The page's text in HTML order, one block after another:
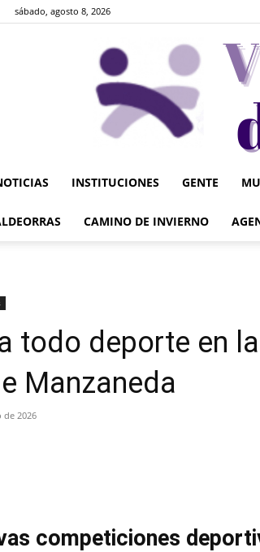
sábado, agosto 8, 2026
INSTITUCIONES GENTE
CAMINO DE INVIERNO
todo deporte en
Manzaneda
de 2026
competiciones